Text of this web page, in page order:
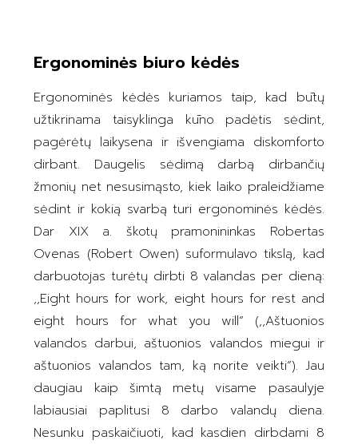
Ergonominės biuro kėdės
Ergonominės kėdės kuriamos taip, kad būtų
užtikrinama taisyklinga kūno padėtis sėdint,
pagėrėtų laikysena ir išvengiama diskomforto
dirbant. Daugelis sėdimą darbą dirbančių
žmonių net nesusimąsto, kiek laiko praleidžiame
sėdint ir kokią svarbą turi ergonominės kėdės.
Dar XIX a. škotų pramonininkas Robertas
Ovenas (Robert Owen) suformulavo tikslą, kad
darbuotojas turėtų dirbti 8 valandas per dieną:
,,Eight hours for work, eight hours for rest and
eight hours for what you will“ (,,Aštuonios
valandos darbui, aštuonios valandos miegui ir
aštuonios valandos tam, ką norite veikti“). Jau
daugiau kaip šimtą metų visame pasaulyje
labiausiai paplitusi 8 darbo valandų diena.
Nesunku paskaičiuoti, kad kasdien dirbdami 8